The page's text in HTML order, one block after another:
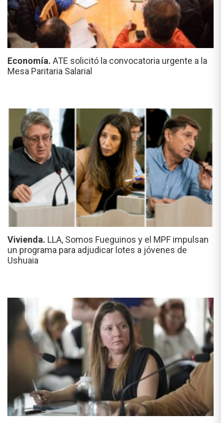
Economía. ATE solicitó la convocatoria urgente a la
Mesa Paritaria Salarial
Vivienda. LLA, Somos Fueguinos y el MPF impulsan
un programa para adjudicar lotes a jóvenes de
Ushuaia